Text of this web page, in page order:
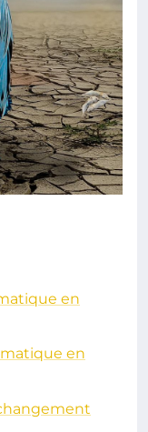
en
en